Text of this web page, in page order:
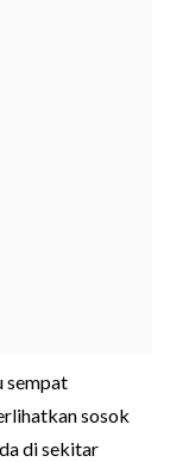
sempat
sosok
di sekitar